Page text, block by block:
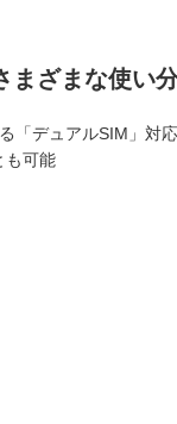
まざまな使い
「デュアルSIM」対応
も可能